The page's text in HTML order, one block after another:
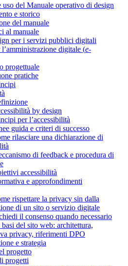
uso del Manuale operativo di design
e storico
del manuale
al manuale
per i servizi pubblici digitali
digitale (e-
progettuale
pratiche
by design
per l’accessibilità
guida e criteri di successo
rilasciare una dichiarazione di
di feedback e procedura di
accessibilità
e approfondimenti
rispettare la privacy sin dalla
di un sito o servizio digitale
il consenso quando necessario
del sito web: architettura,
privacy, riferimenti DPO
e strategia
progetto
progetti